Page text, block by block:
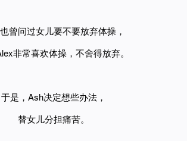
曾问过女儿要不要放弃体操，
非常喜欢体操，不舍得放弃。
于是， Ash决定想些办法，
替女儿分担痛苦。